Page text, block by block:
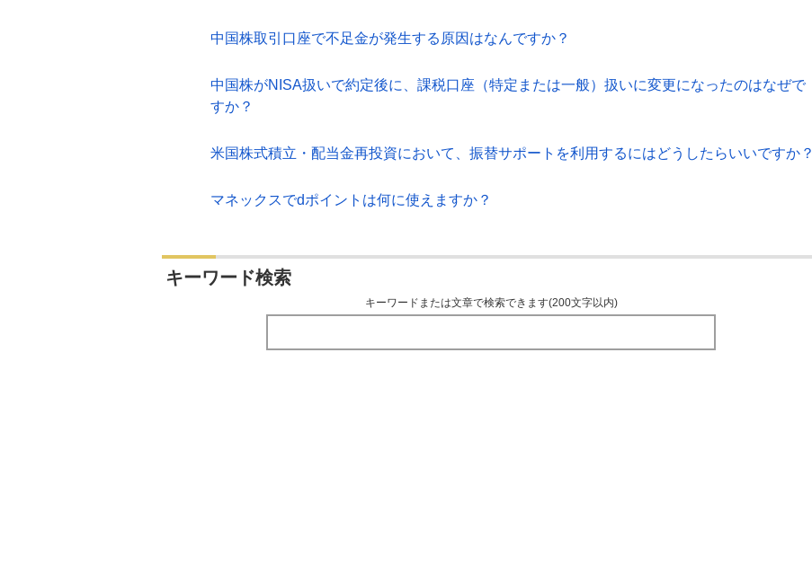
中国株取引口座で不足金が発生する原因はなんですか？
中国株がNISA扱いで約定後に、課税口座（特定または一般）扱いに変更になったのはなぜで
すか？
米国株式積立・配当金再投資において、振替サポートを利用するにはどうしたらいいですか？
マネックスでdポイントは何に使えますか？
キーワード検索
キーワードまたは文章で検索できます(200文字以内)